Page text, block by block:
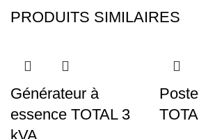
PRODUITS SIMILAIRES
Générateur à
essence TOTAL 3
kVA